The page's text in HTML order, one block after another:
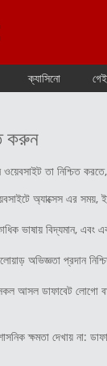
ক্যাসিনো
করুন
ওয়েবসাইট তা নিশ্চিত
অ্যাক্সেস এর
ভাষায় বিদ্যমান,
অভিজ্ঞতা প্রদান
সকল আসল ডাফাবেট লোগো
ক্ষমতা দেখায় না: